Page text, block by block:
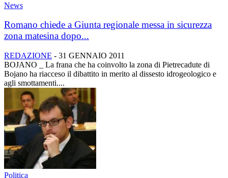
News
Romano chiede a Giunta regionale messa in sicurezza
zona matesina dopo...
REDAZIONE - 31 GENNAIO 2011
BOJANO _ La frana che ha coinvolto la zona di Pietrecadute di
Bojano ha riacceso il dibattito in merito al dissesto idrogeologico e
agli smottamenti....
Politica